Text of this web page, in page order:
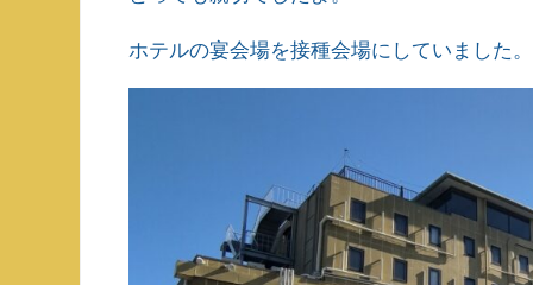
ホテルの宴会場を接種会場にしていました。